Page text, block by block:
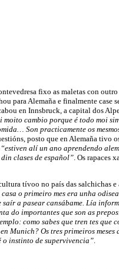
fixo as maletas con
para Alemaña e finalmente case
en Innsbruck, a capital dos
cambio porque é todo moi
Son practicamente os
posto que en Alemaña tivo
“estiven alí un ano aprendendo
clases de español” . Os rapaces
tívoo no país das salchichas e
casa o primeiro mes era unha
a pasear cansábame. Lía
do importantes que son as
como sabes que tren tes que
Munich? Os tres primeiros meses
o instinto de supervivencia”